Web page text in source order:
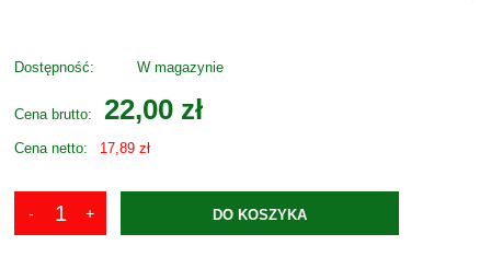
Dostępność: W magazynie
Cena brutto: 22,00 zł
Cena netto: 17,89 zł
DO KOSZYKA